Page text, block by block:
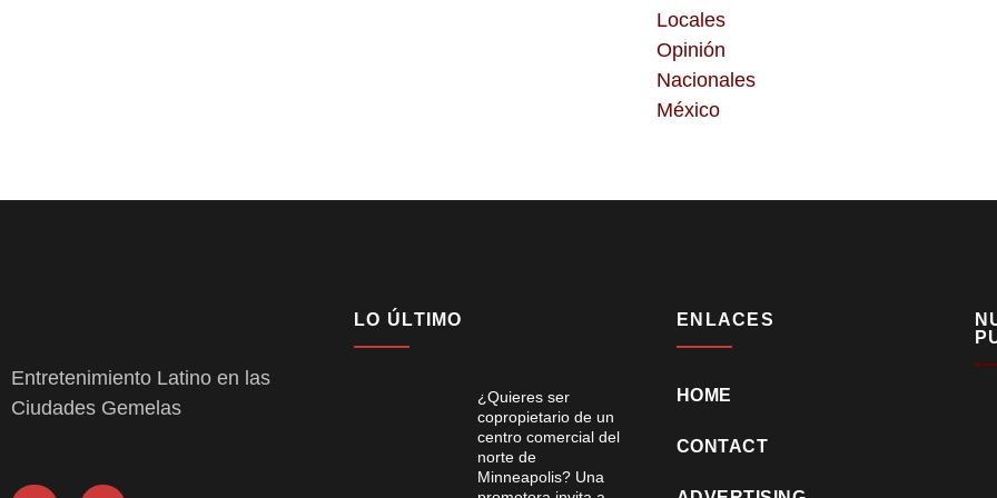
Locales
Opinión
Nacionales
México
Entretenimiento Latino en las
Ciudades Gemelas
LO ÚLTIMO
¿Quieres ser
copropietario de un
centro comercial del
norte de
Minneapolis? Una
ENLACES
HOME
CONTACT